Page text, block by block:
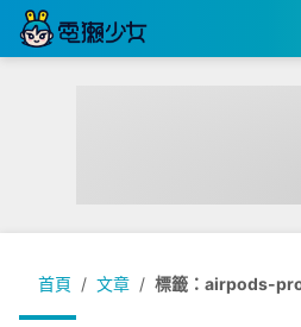
首頁 文章 標籤：airpods-